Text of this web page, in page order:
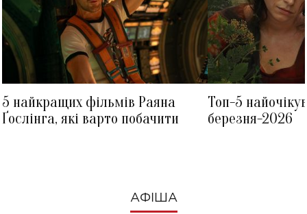
5 найкращих фільмів Раяна
Ґослінга, які варто побачити
Топ-5
березня-2026
АФІША